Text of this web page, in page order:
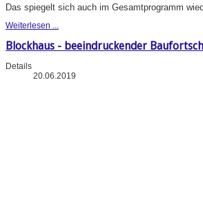
Das spiegelt sich auch im Gesamtprogramm
Weiterlesen ...
Blockhaus - beeindruckender
Details
20.06.2019